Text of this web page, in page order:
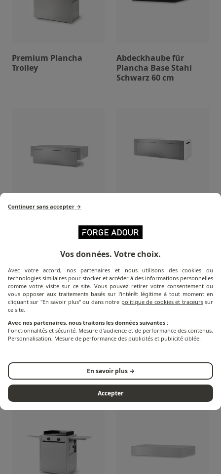
Premium Plancha
Trolley
Abdeckhaube für
Plancha Base Stahl
Schwarz 60 cm
Plancha
Plancha Modern Gaz
Premium Bügelbrett-
Bezug
Continuer sans accepter →
Vos données. Votre choix.
Avec votre accord, nos partenaires et nous utilisons des cookies ou
technologies similaires pour stocker et accéder à des informations personnelles
comme votre visite sur ce site. Vous pouvez retirer votre consentement ou
vous opposer aux traitements basés sur l'intérêt légitime à tout moment en
cliquant sur "En savoir plus" ou dans notre politique de cookies et traceurssur
ce site.
Avec nos partenaires, nous traitons les données suivantes :
Fonctionnalités et sécurité, Mesure d'audience et de performance des contenus,
Personnalisation, Mesure de performance des publicités et publicité ciblée.
En savoir plus →
Accepter